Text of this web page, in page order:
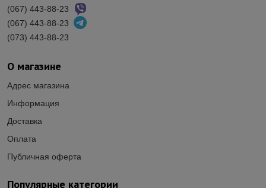
Популярные категории
О магазине
Адрес магазина
Информация
Доставка
Оплата
Публичная оферта
(067) 443-88-23
(067) 443-88-23
(073) 443-88-23